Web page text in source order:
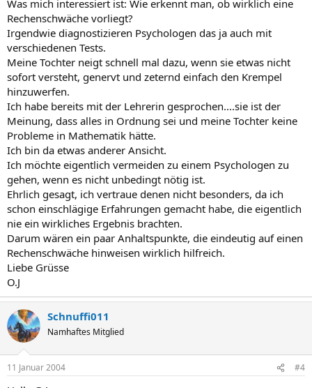
Was mich interessiert ist: Wie erkennt man, ob wirklich eine
Rechenschwäche vorliegt?
Irgendwie diagnostizieren Psychologen das ja auch mit
verschiedenen Tests.
Meine Tochter neigt schnell mal dazu, wenn sie etwas nicht
sofort versteht, genervt und zeternd einfach den Krempel
hinzuwerfen.
Ich habe bereits mit der Lehrerin gesprochen....sie ist der
Meinung, dass alles in Ordnung sei und meine Tochter keine
Probleme in Mathematik hätte.
Ich bin da etwas anderer Ansicht.
Ich möchte eigentlich vermeiden zu einem Psychologen zu
gehen, wenn es nicht unbedingt nötig ist.
Ehrlich gesagt, ich vertraue denen nicht besonders, da ich
schon einschlägige Erfahrungen gemacht habe, die eigentlich
nie ein wirkliches Ergebnis brachten.
Darum wären ein paar Anhaltspunkte, die eindeutig auf einen
Rechenschwäche hinweisen wirklich hilfreich.
Liebe Grüsse
O.J
Schnuffi011
Namhaftes Mitglied
11 Januar 2004 #4